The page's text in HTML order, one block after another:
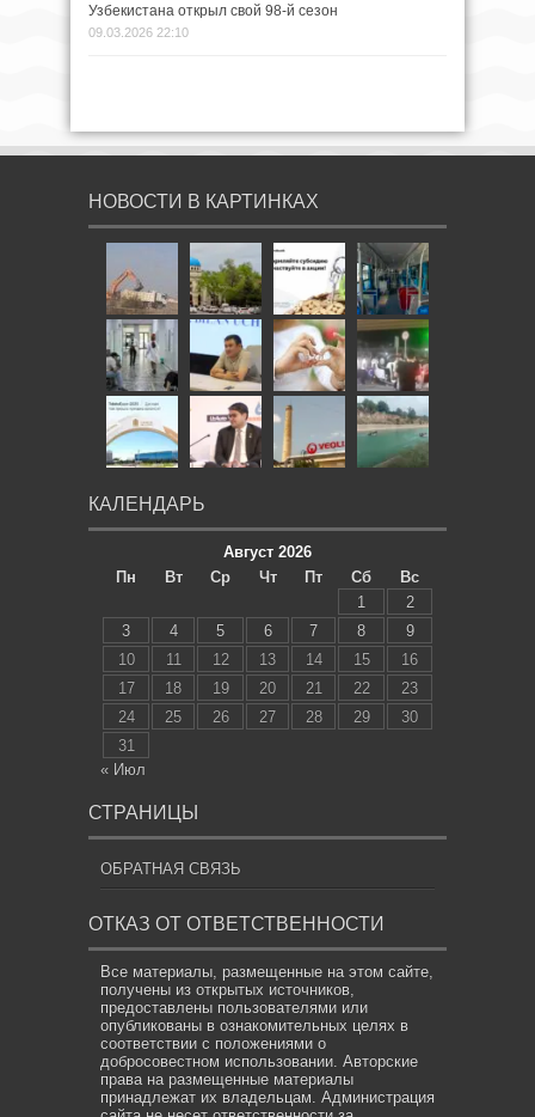
Узбекистана открыл свой 98-й сезон
09.03.2026 22:10
НОВОСТИ В КАРТИНКАХ
КАЛЕНДАРЬ
Август 2026
Пн
Вт Ср Чт Пт Сб
Вс
1
2
3
4 5 6 7 8
9
10
11 12 13 14 15
16
17
18 19 20 21 22
23
24
25 26 27 28 29
30
31
« Июл
СТРАНИЦЫ
ОБРАТНАЯ СВЯЗЬ
ОТКАЗ ОТ ОТВЕТСТВЕННОСТИ
Все материалы, размещенные на этом сайте,
получены из открытых источников,
предоставлены пользователями или
опубликованы в ознакомительных целях в
соответствии с положениями о
добросовестном использовании. Авторские
права на размещенные материалы
принадлежат их владельцам. Администрация